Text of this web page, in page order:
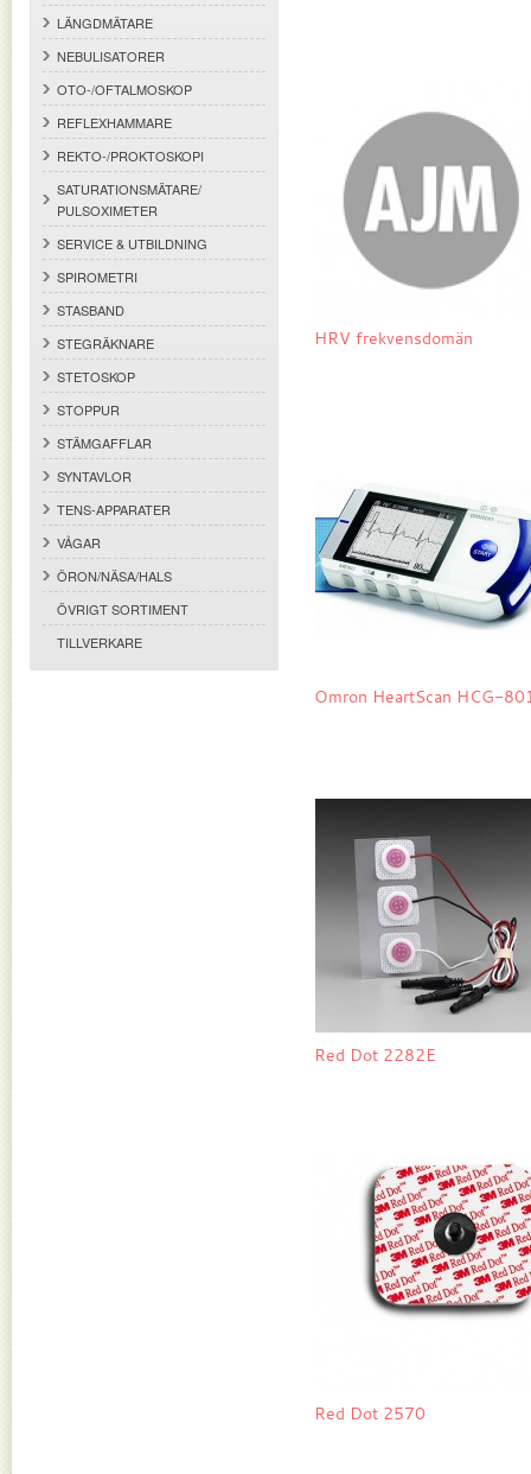
LÄNGDMÄTARE
NEBULISATORER
OTO-/OFTALMOSKOP
REFLEXHAMMARE
REKTO-/PROKTOSKOPI
SATURATIONSMÄTARE/
PULSOXIMETER
SERVICE & UTBILDNING
SPIROMETRI
STASBAND
STEGRÄKNARE
STETOSKOP
STOPPUR
STÄMGAFFLAR
SYNTAVLOR
TENS-APPARATER
VÅGAR
ÖRON/NÄSA/HALS
ÖVRIGT SORTIMENT
TILLVERKARE
HRV frekvensdomän
Omron HeartScan HCG-
Red Dot 2282E
Red Dot 2570